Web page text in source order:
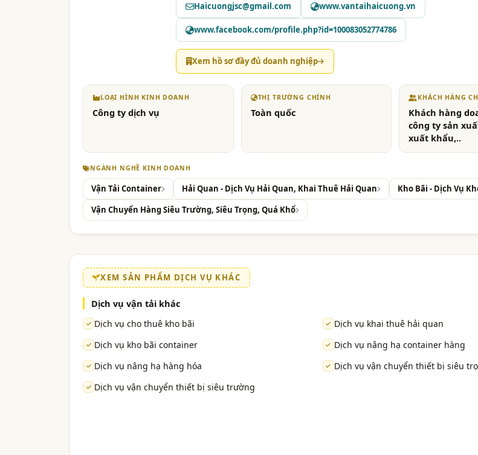
Haicuongjsc@gmail.com www.vantaihaicuong.vn
www.facebook.com/profile.php?id=100083052774786
Xem hồ sơ đầy đủ doanh nghiệp
LOẠI HÌNH KINH DOANH
Công ty dịch vụ
THỊ TRƯỜNG CHÍNH
Toàn quốc
KHÁCH HÀNG
Khách hàng
công ty sản
xuất khẩu,..
NGÀNH NGHỀ KINH DOANH
Vận Tải Container Hải Quan - Dịch Vụ Hải Quan, Khai Thuê Hải Quan
Kho Bãi - Dịch Vụ
Vận Chuyển Hàng Siêu Trường, Siêu Trọng, Quá Khổ
XEM SẢN PHẨM DỊCH VỤ KHÁC
Dịch vụ vận tải khác
Dịch vụ cho thuê kho bãi
Dịch vụ khai thuê hải quan
Dịch vụ kho bãi container
Dịch vụ nâng hạ container hàng
Dịch vụ nâng hạ hàng hóa
Dịch vụ vận chuyển thiết bị siêu
Dịch vụ vận chuyển thiết bị siêu trường